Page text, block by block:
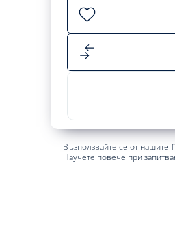
Възползвайте се от нашите
Научете повече при